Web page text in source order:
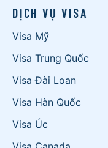
DỊCH VỤ VISA
Visa Mỹ
Visa Trung Quốc
Visa Đài Loan
Visa Hàn Quốc
Visa Úc